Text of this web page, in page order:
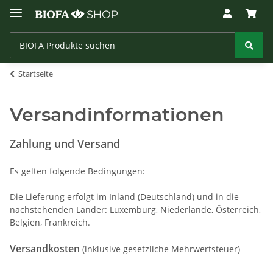
Startseite
Versandinformationen
Zahlung und Versand
Es gelten folgende Bedingungen:
Die Lieferung erfolgt im Inland (Deutschland) und in die
nachstehenden Länder: Luxemburg, Niederlande, Österreich,
Belgien, Frankreich.
Versandkosten (inklusive gesetzliche Mehrwertsteuer)